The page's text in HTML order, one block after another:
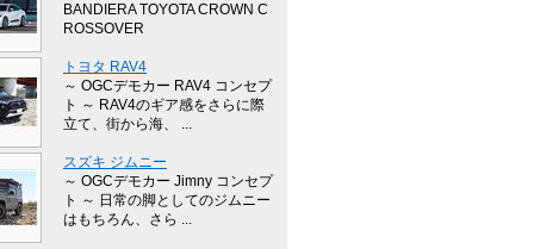
BANDIERA TOYOTA CROWN C
ROSSOVER
トヨタ RAV4
～ OGCデモカー RAV4 コンセプ
ト ～ RAV4のギア感をさらに際
立て、街から海、 ...
スズキ ジムニー
～ OGCデモカー Jimny コンセプ
ト ～ 日常の脚としてのジムニー
はもちろん、さら ...